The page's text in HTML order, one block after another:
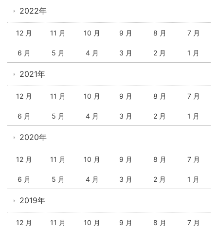
2022年
12 月 11 月 10 月 9 月 8 月 7 月
6 月 5 月 4 月 3 月 2 月 1 月
2021年
12 月 11 月 10 月 9 月 8 月 7 月
6 月 5 月 4 月 3 月 2 月 1 月
2020年
12 月 11 月 10 月 9 月 8 月 7 月
6 月 5 月 4 月 3 月 2 月 1 月
2019年
12 月 11 月 10 月 9 月 8 月 7 月